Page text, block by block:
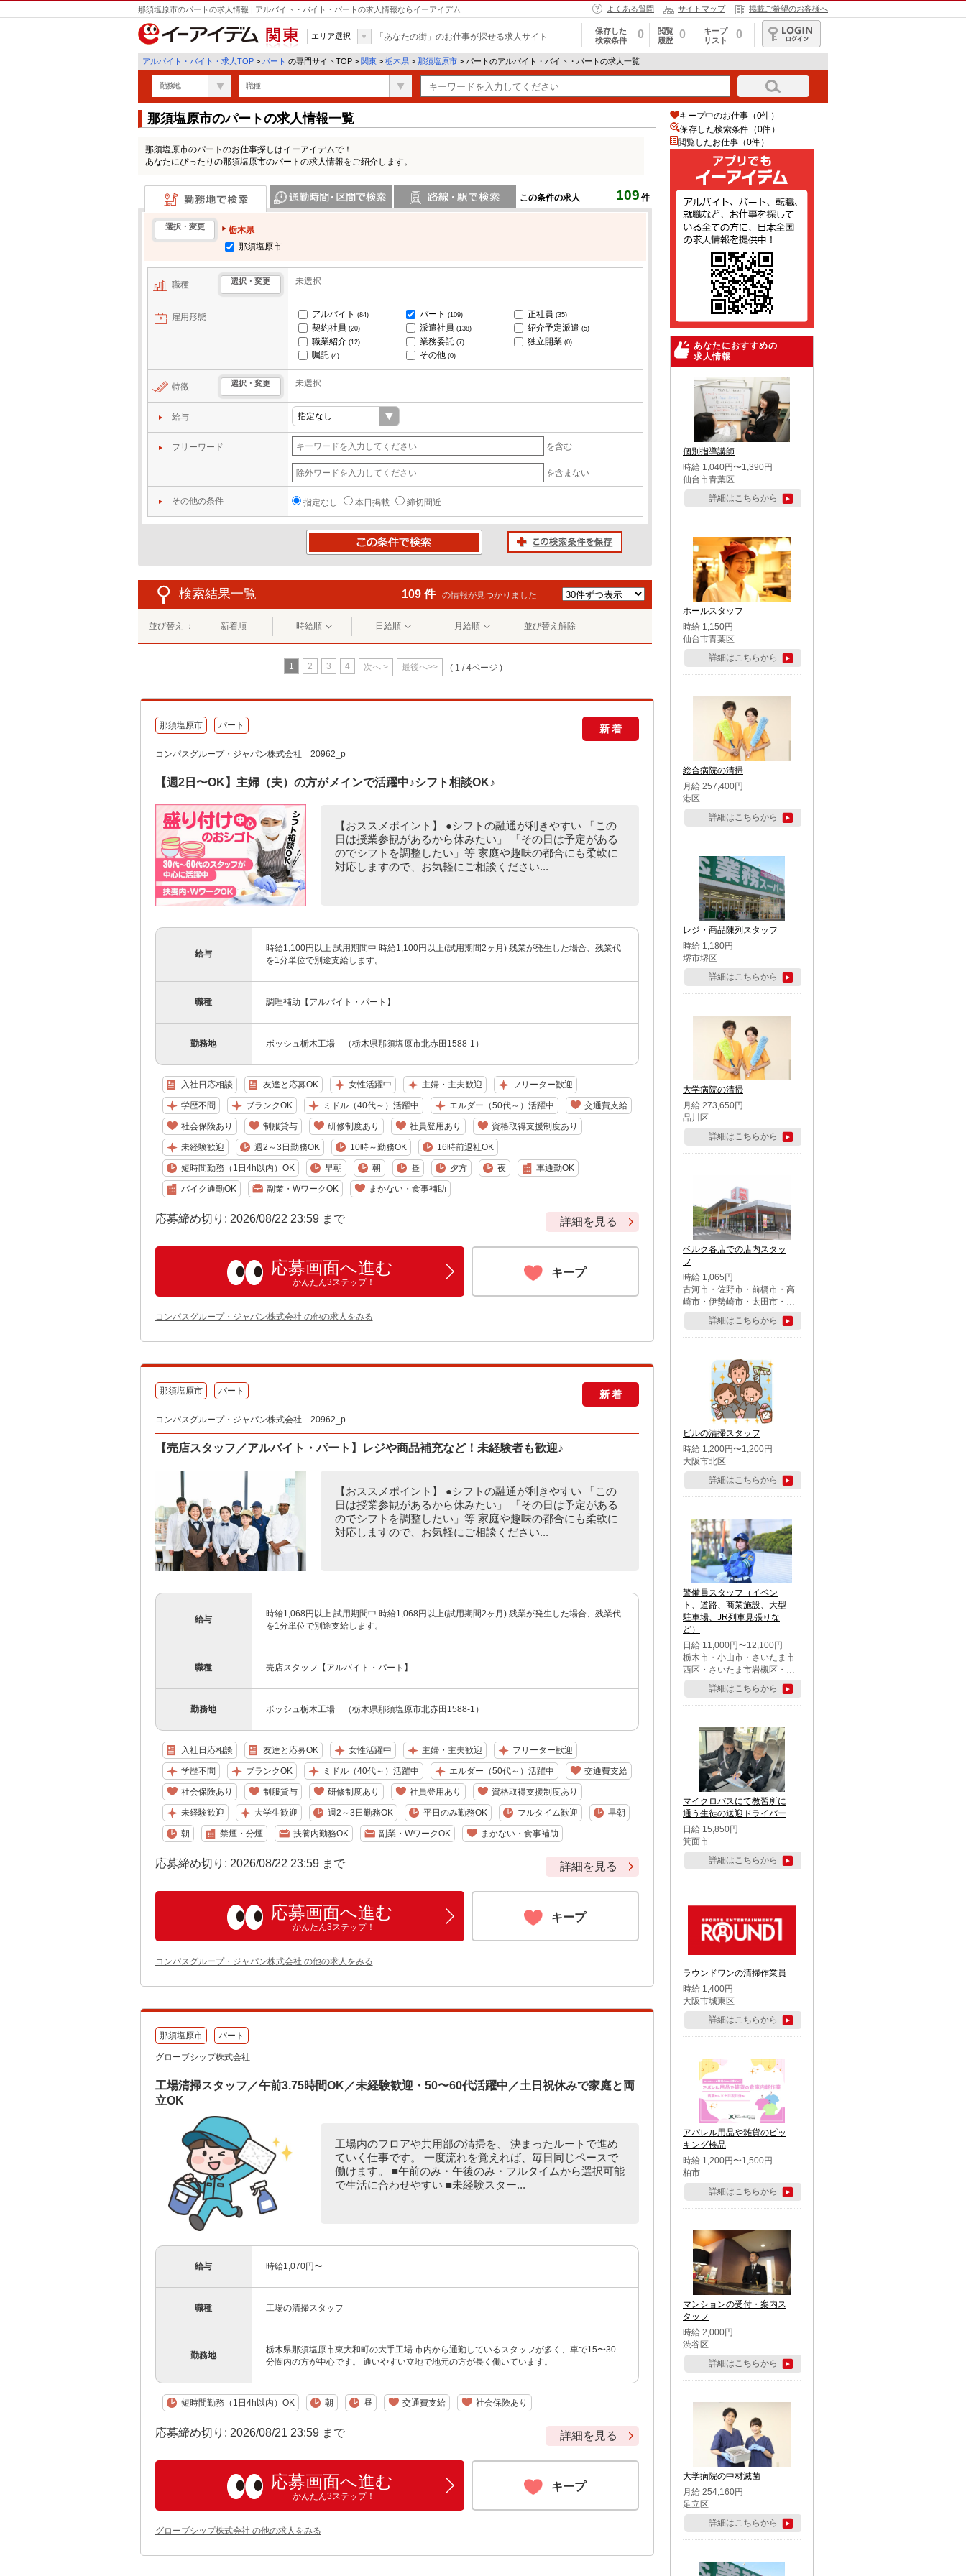
那須塩原市のパートの求人情報 | アルバイト・バイト・パートの求人情報ならイーアイデム よくある質問 サイトマップ 掲載ご希望のお客様へ
関東
エリア選択 「あなたの街」のお仕事が探せる求人サイト
保存した
検索条件
0
閲覧
履歴
0
キープ
リスト
0
ログイン
アルバイト・バイト・求人TOP > パート の専門サイトTOP > 関東 > 栃木県 > 那須塩原市 > パートのアルバイト・バイト・パートの求人一覧
勤務地 職種
那須塩原市のパートの求人情報一覧
那須塩原市のパートのお仕事探しはイーアイデムで！
あなたにぴったりの那須塩原市のパートの求人情報をご紹介します。
この条件の求人 109 件
勤務地で検索
選択・変更
栃木県
那須塩原市
職種 選択・変更 未選択
雇用形態 アルバイト (84) パート (109) 正社員 (35)
契約社員 (20) 派遣社員 (138) 紹介予定派遣 (5)
職業紹介 (12) 業務委託 (7) 独立開業 (0)
嘱託 (4) その他 (0)
特徴 選択・変更 未選択
給与
フリーワード を含む
を含まない
その他の条件 指定なし 本日掲載 締切間近
検索結果一覧 109 件 の情報が見つかりました
並び替え ： 新着順 時給順 日給順 月給順 並び替え解除
1 2 3 4 次へ > 最後へ>> ( 1 / 4ページ )
那須塩原市 パート 新着
コンパスグループ・ジャパン株式会社 20962_p
【週2日〜OK】主婦（夫）の方がメインで活躍中♪シフト相談OK♪
【おススメポイント】 ●シフトの融通が利きやすい 「この
日は授業参観があるから休みたい」 「その日は予定がある
のでシフトを調整したい」等 家庭や趣味の都合にも柔軟に
対応しますので、お気軽にご相談ください...
給与
時給1,100円以上 試用期間中 時給1,100円以上(試用期間2ヶ月) 残業が発生した場合、残業代
を1分単位で別途支給します。
職種 調理補助【アルバイト・パート】
勤務地 ボッシュ栃木工場 （栃木県那須塩原市北赤田1588-1）
入社日応相談 友達と応募OK 女性活躍中 主婦・主夫歓迎 フリーター歓迎
学歴不問 ブランクOK ミドル（40代～）活躍中 エルダー（50代～）活躍中 交通費支給
社会保険あり 制服貸与 研修制度あり 社員登用あり 資格取得支援制度あり
未経験歓迎 週2～3日勤務OK 10時～勤務OK 16時前退社OK
短時間勤務（1日4h以内）OK 早朝 朝 昼 夕方 夜 車通勤OK
バイク通勤OK 副業・WワークOK まかない・食事補助
応募締め切り: 2026/08/22 23:59 まで 詳細を見る
応募画面へ進む
かんたん3ステップ！
キープ
コンパスグループ・ジャパン株式会社 の他の求人をみる
那須塩原市 パート 新着
コンパスグループ・ジャパン株式会社 20962_p
【売店スタッフ／アルバイト・パート】レジや商品補充など！未経験者も歓迎♪
【おススメポイント】 ●シフトの融通が利きやすい 「この
日は授業参観があるから休みたい」 「その日は予定がある
のでシフトを調整したい」等 家庭や趣味の都合にも柔軟に
対応しますので、お気軽にご相談ください...
給与
時給1,068円以上 試用期間中 時給1,068円以上(試用期間2ヶ月) 残業が発生した場合、残業代
を1分単位で別途支給します。
職種 売店スタッフ【アルバイト・パート】
勤務地 ボッシュ栃木工場 （栃木県那須塩原市北赤田1588-1）
入社日応相談 友達と応募OK 女性活躍中 主婦・主夫歓迎 フリーター歓迎
学歴不問 ブランクOK ミドル（40代～）活躍中 エルダー（50代～）活躍中 交通費支給
社会保険あり 制服貸与 研修制度あり 社員登用あり 資格取得支援制度あり
未経験歓迎 大学生歓迎 週2～3日勤務OK 平日のみ勤務OK フルタイム歓迎 早朝
朝 禁煙・分煙 扶養内勤務OK 副業・WワークOK まかない・食事補助
応募締め切り: 2026/08/22 23:59 まで 詳細を見る
応募画面へ進む
かんたん3ステップ！
キープ
コンパスグループ・ジャパン株式会社 の他の求人をみる
那須塩原市 パート
グローブシップ株式会社
工場清掃スタッフ／午前3.75時間OK／未経験歓迎・50〜60代活躍中／土日祝休みで家庭と両
立OK
工場内のフロアや共用部の清掃を、 決まったルートで進め
ていく仕事です。 一度流れを覚えれば、毎日同じペースで
働けます。 ■午前のみ・午後のみ・フルタイムから選択可能
で生活に合わせやすい ■未経験スター...
給与 時給1,070円〜
職種 工場の清掃スタッフ
勤務地
栃木県那須塩原市東大和町の大手工場 市内から通勤しているスタッフが多く、車で15〜30
分圏内の方が中心です。 通いやすい立地で地元の方が長く働いています。
短時間勤務（1日4h以内）OK 朝 昼 交通費支給 社会保険あり
応募締め切り: 2026/08/21 23:59 まで 詳細を見る
応募画面へ進む
かんたん3ステップ！
キープ
グローブシップ株式会社 の他の求人をみる
キープ中のお仕事（0件）
保存した検索条件（0件）
閲覧したお仕事（0件）
あなたにおすすめの
求人情報
個別指導講師
時給 1,040円〜1,390円
仙台市青葉区
詳細はこちらから
ホールスタッフ
時給 1,150円
仙台市青葉区
詳細はこちらから
総合病院の清掃
月給 257,400円
港区
詳細はこちらから
レジ・商品陳列スタッフ
時給 1,180円
堺市堺区
詳細はこちらから
大学病院の清掃
月給 273,650円
品川区
詳細はこちらから
ベルク各店での店内スタッ
フ
時給 1,065円
古河市・佐野市・前橋市・高
崎市・伊勢崎市・太田市・館
林市・藤岡市・大泉町・さい
たま市北区・川越市・熊谷
市・行田市・秩父市・所沢
市・鶴ケ島市・千葉市中央
区・市川市・松戸市・習志野
市・柏市・流山市・八千代
市・足立区・江戸川区・八王
子市・町田市
詳細はこちらから
ビルの清掃スタッフ
時給 1,200円〜1,200円
大阪市北区
詳細はこちらから
警備員スタッフ（イベン
ト、道路、商業施設、大型
駐車場、JR列車見張りな
ど）
日給 11,000円〜12,100円
栃木市・小山市・さいたま市
西区・さいたま市岩槻区・久
喜市・蓮田市
詳細はこちらから
マイクロバスにて教習所に
通う生徒の送迎ドライバー
日給 15,850円
箕面市
詳細はこちらから
ラウンドワンの清掃作業員
時給 1,400円
大阪市城東区
詳細はこちらから
アパレル用品や雑貨のピッ
キング検品
時給 1,200円〜1,500円
柏市
詳細はこちらから
マンションの受付・案内ス
タッフ
時給 2,000円
渋谷区
詳細はこちらから
大学病院の中材滅菌
月給 254,160円
足立区
詳細はこちらから